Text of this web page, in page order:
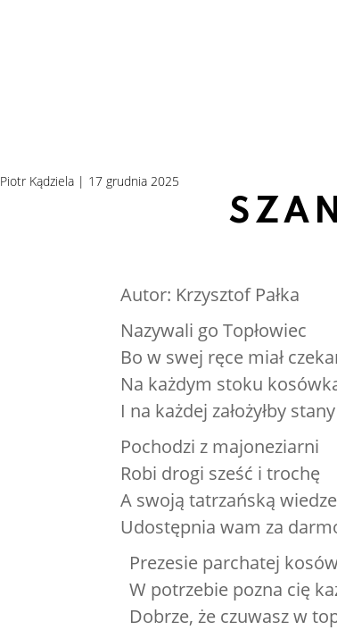
Piotr Kądziela | 17 grudnia 2025
Autor: Krzysztof Pałka
Nazywali go Topłowiec
Bo w swej ręce miał
Na każdym stoku
I na każdej założyłby stany
Pochodzi z majoneziarni
Robi drogi sześć i trochę
A swoją tatrzańską wiedze
Udostępnia wam za
Prezesie parchatej
W potrzebie pozna cię
Dobrze, że czuwasz w